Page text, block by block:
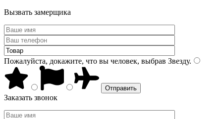
Вызвать замерщика
Пожалуйста, докажите, что вы человек, выбрав Звезду.
Заказать звонок